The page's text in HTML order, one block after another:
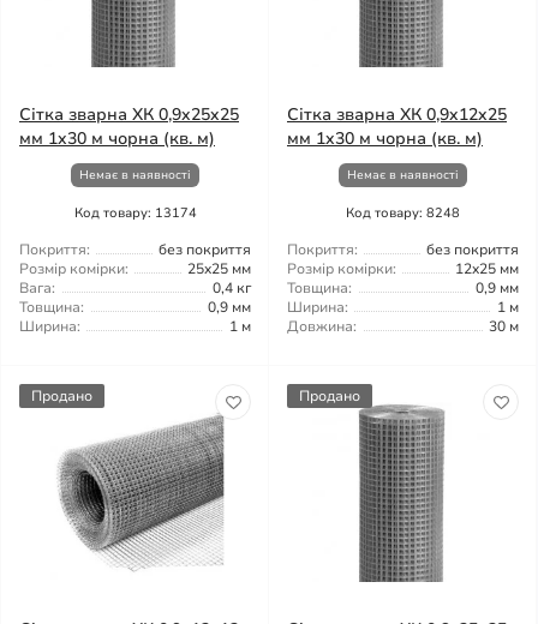
Сітка зварна ХК 0,9x25x25
мм 1x30 м чорна (кв. м)
Немає в наявності
Код товару: 13174
Покриття:
без покриття
Розмір комірки:
25x25 мм
Вага:
0,4 кг
Товщина:
0,9 мм
Ширина:
1 м
Сітка зварна ХК 0,9x12x25
мм 1x30 м чорна (кв. м)
Немає в наявності
Код товару: 8248
Покриття:
без покриття
Розмір комірки:
12x25 мм
Товщина:
0,9 мм
Ширина:
1 м
Довжина:
30 м
Продано Продано